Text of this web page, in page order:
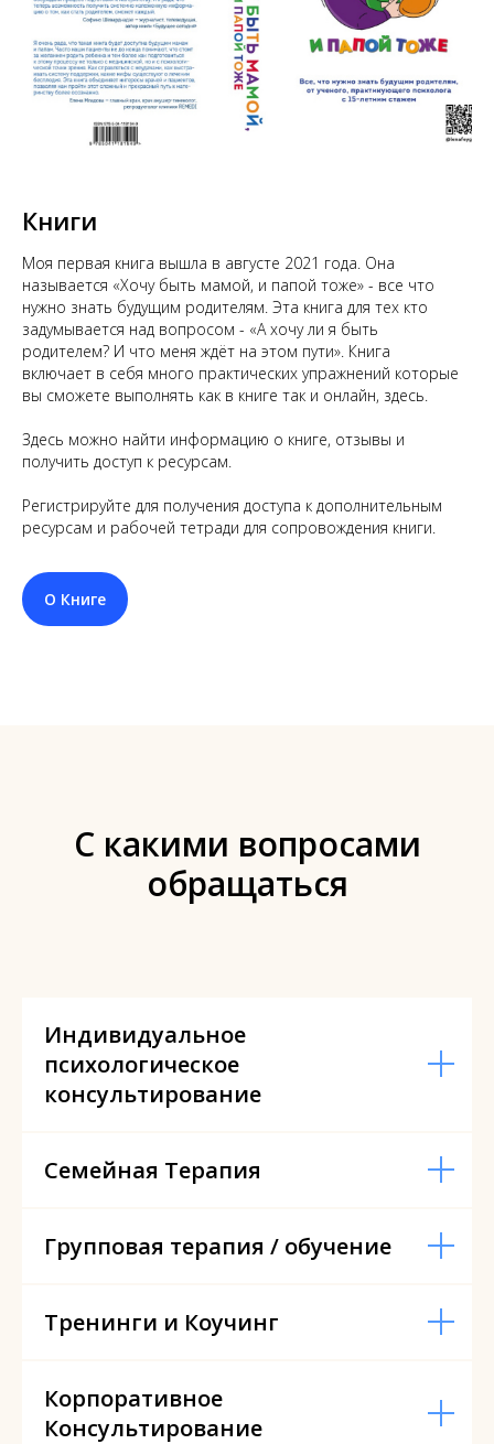
Книги
Моя первая книга вышла в августе 2021 года. Она
называется «Хочу быть мамой, и папой тоже» - все что
нужно знать будущим родителям. Эта книга для тех кто
задумывается над вопросом - «А хочу ли я быть
родителем? И что меня ждёт на этом пути». Книга
включает в себя много практических упражнений которые
вы сможете выполнять как в книге так и онлайн, здесь.
Здесь можно найти информацию о книге, отзывы и
получить доступ к ресурсам.
Регистрируйте для получения доступа к дополнительным
ресурсам и рабочей тетради для сопровождения книги.
О Книге
С какими вопросами
обращаться
Индивидуальное
психологическое
консультирование
Семейная Терапия
Групповая терапия / обучение
Тренинги и Коучинг
Корпоративное
Консультирование